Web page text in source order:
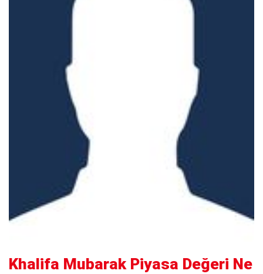
Khalifa Mubarak Piyasa Değeri Ne